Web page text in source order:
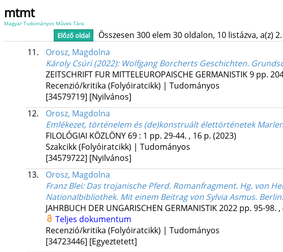
mtmt
Magyar Tudományos Művek Tára
Előző oldal Összesen 300 elem 30 oldalon, 10 listázva, a(z)
11.
Orosz, Magdolna
Károly Csúri (2022): Wolfgang Borcherts Geschichten.
ZEITSCHRIFT FUR MITTELEUROPAISCHE GERMANISTIK9 pp.
Recenzió/kritika (Folyóiratcikk) | Tudományos
[34579719] [Nyilvános]
12.
Orosz, Magdolna
Emlékezet, történelem és (de)konstruált élettörténetek
FILOLÓGIAI KÖZLÖNY 69: 1 pp. 29-44. , 16 p. (2023)
Szakcikk (Folyóiratcikk) | Tudományos
[34579722] [Nyilvános]
13.
Orosz, Magdolna
Franz Blei: Das trojanische Pferd. Romanfragment. Hg. von
Nationalbibliothek. Mit einem Beitrag von Sylvia Asmus.
JAHRBUCH DER UNGARISCHEN GERMANISTIK2022 pp. 95-98. ,
Teljes dokumentum
Recenzió/kritika (Folyóiratcikk) | Tudományos
[34723446] [Egyeztetett]